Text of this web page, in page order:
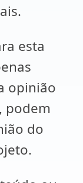
esta
opinião
podem
do